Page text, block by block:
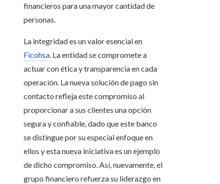
financieros para una mayor cantidad de
personas.
La integridad es un valor esencial en
Ficohsa . La entidad se compromete a
actuar con ética y transparencia en cada
operación. La nueva solución de pago sin
contacto refleja este compromiso al
proporcionar a sus clientes una opción
segura y confiable, dado que este banco
se distingue por su especial enfoque en
ellos y esta nueva iniciativa es un ejemplo
de dicho compromiso. Así, nuevamente, el
grupo financiero refuerza su liderazgo en